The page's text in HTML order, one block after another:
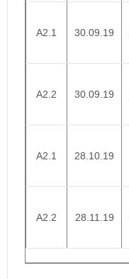
A2.1 30.09.19
A2.2 30.09.19
A2.1 28.10.19
A2.2 28.11.19